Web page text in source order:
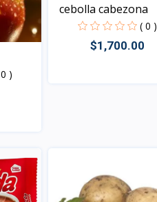
)
cebolla cabezona
( 0 )
$1,700.00